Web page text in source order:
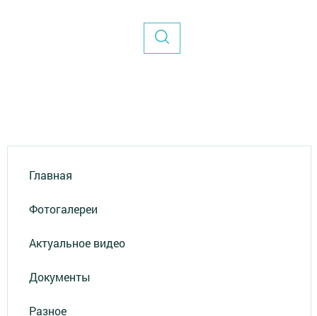
Главная
Фотогалереи
Актуальное видео
Документы
Разное